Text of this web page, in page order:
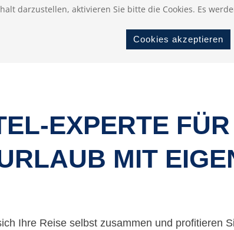
darzustellen, aktivieren Sie bitte die Cookies. Es
Cookies akzeptieren
EXPERTE
MIT
Ihre Reise selbst zusammen und profitieren